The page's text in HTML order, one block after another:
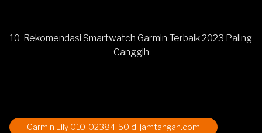
10 Rekomendasi Smartwatch Garmin Terbaik 2023 Paling
Canggih
Garmin Lily 010-02384-50 di jamtangan.com